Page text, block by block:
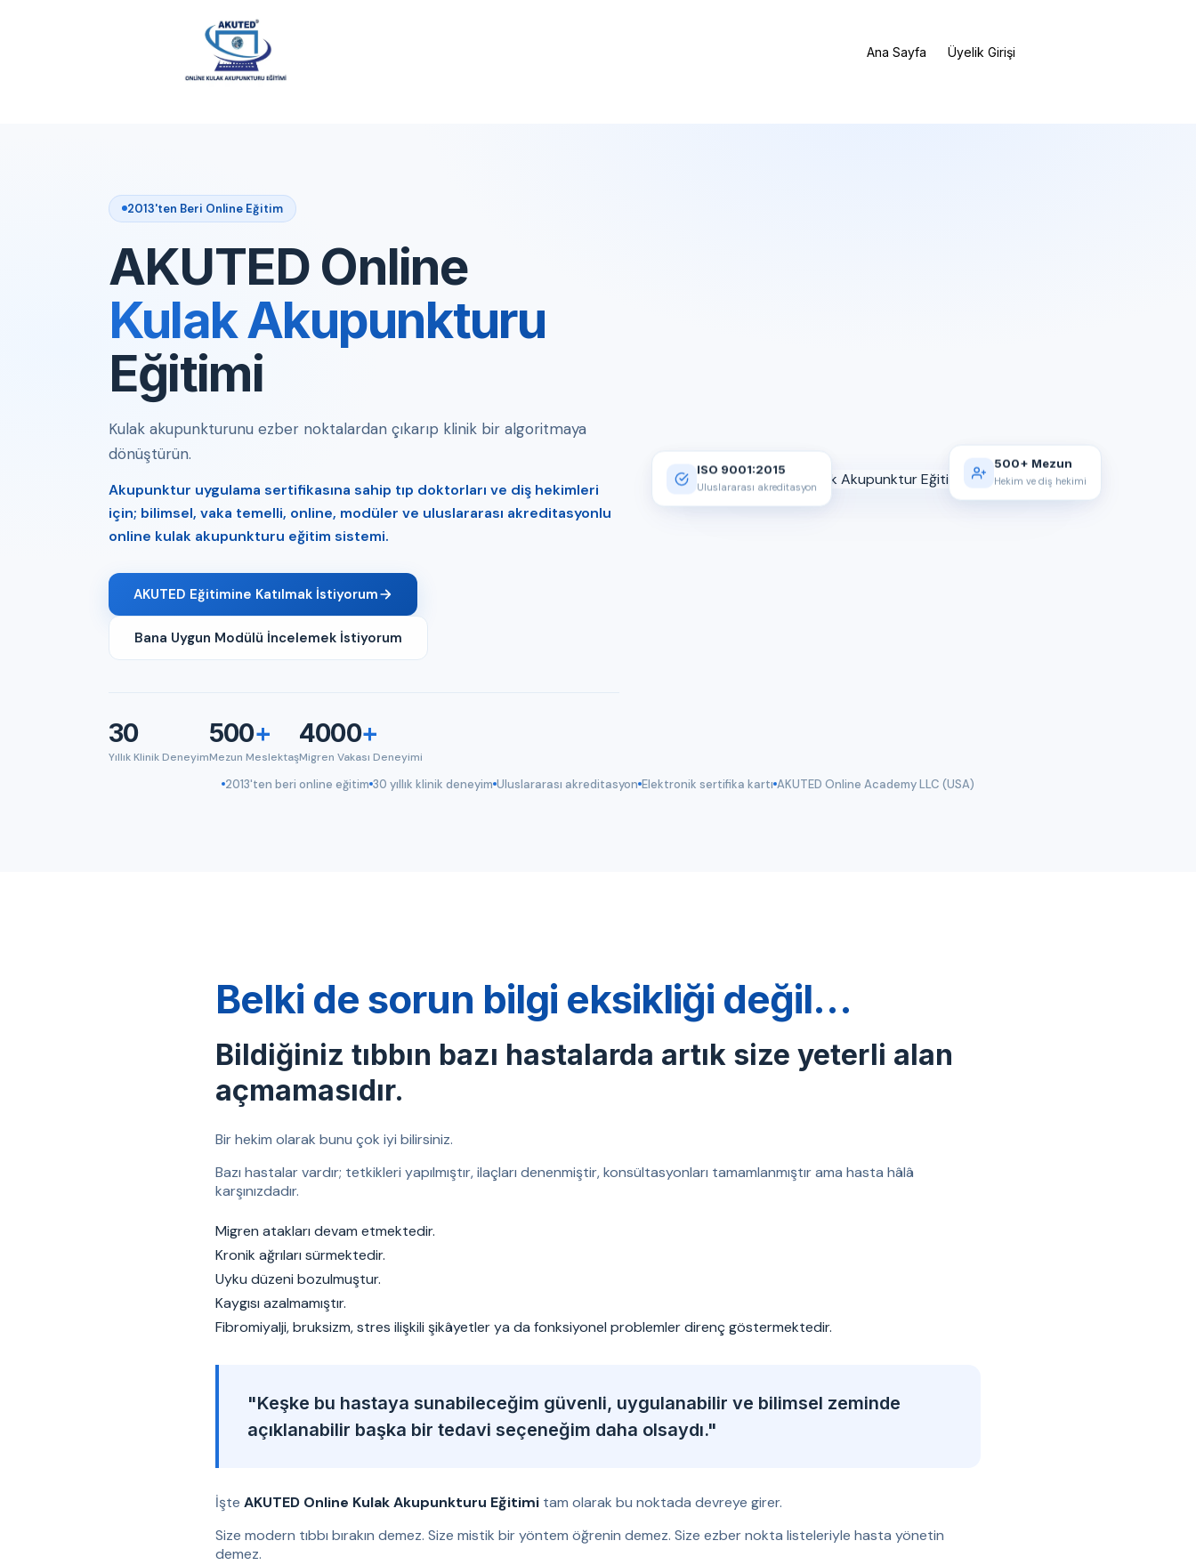
Ana Sayfa Üyelik Girişi
2013'ten Beri Online Eğitim
AKUTED Online
Kulak Akupunkturu
Eğitimi
Kulak akupunkturunu ezber noktalardan çıkarıp klinik bir algoritmaya
dönüştürün.
Akupunktur uygulama sertifikasına sahip tıp doktorları ve diş hekimleri
için; bilimsel, vaka temelli, online, modüler ve uluslararası akreditasyonlu
online kulak akupunkturu eğitim sistemi.
AKUTED Eğitimine Katılmak İstiyorum
Bana Uygun Modülü İncelemek İstiyorum
30
Yıllık Klinik Deneyim
500+
Mezun Meslektaş
4000+
Migren Vakası Deneyimi
ISO 9001:2015
Uluslararası akreditasyon
500+ Mezun
Hekim ve diş hekimi
2013'ten beri online eğitim 30 yıllık klinik deneyim Uluslararası akreditasyon Elektronik sertifika kartı AKUTED Online Academy LLC (USA)
Belki de sorun bilgi eksikliği değil…
Bildiğiniz tıbbın bazı hastalarda artık size yeterli alan
açmamasıdır.
Bir hekim olarak bunu çok iyi bilirsiniz.
Bazı hastalar vardır; tetkikleri yapılmıştır, ilaçları denenmiştir, konsültasyonları tamamlanmıştır ama hasta hâlâ
karşınızdadır.
Migren atakları devam etmektedir.
Kronik ağrıları sürmektedir.
Uyku düzeni bozulmuştur.
Kaygısı azalmamıştır.
Fibromiyalji, bruksizm, stres ilişkili şikâyetler ya da fonksiyonel problemler direnç göstermektedir.
"Keşke bu hastaya sunabileceğim güvenli, uygulanabilir ve bilimsel zeminde
açıklanabilir başka bir tedavi seçeneğim daha olsaydı."
İşte AKUTED Online Kulak Akupunkturu Eğitimi tam olarak bu noktada devreye girer.
Size modern tıbbı bırakın demez. Size mistik bir yöntem öğrenin demez. Size ezber nokta listeleriyle hasta yönetin
demez.